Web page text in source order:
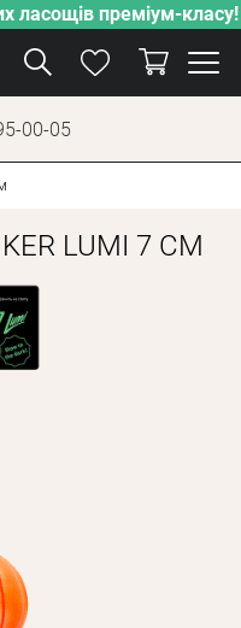
ласощів преміум-класу!
00-05
LUMI 7 СМ